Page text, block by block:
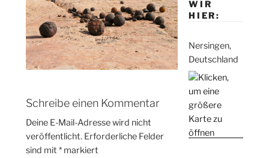
Schreibe einen Kommentar
Deine E-Mail-Adresse wird nicht
veröffentlicht. Erforderliche Felder
sind mit* markiert
WIR
HIER:
Nersingen,
Deutschland